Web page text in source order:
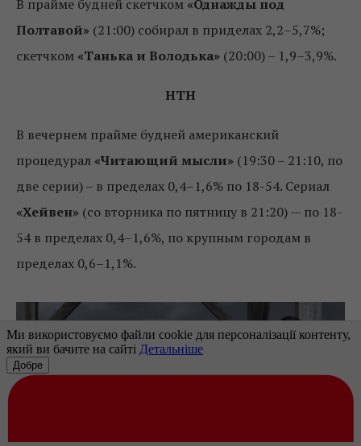
В прайме будней скетчком «Однажды под
Полтавой» (21:00) собирал в приделах 2,2–5,7%;
скетчком «Танька и Володька» (20:00) – 1,9–3,9%.
НТН
В вечернем прайме будней американский
процедурал «Читающий мысли» (19:30 – 21:10, по
две серии) – в пределах 0,4–1,6% по 18-54. Сериал
«Хейвен» (со вторника по пятницу в 21:20) — по 18-
54 в пределах 0,4–1,6%, по крупным городам в
пределах 0,6–1,1%.